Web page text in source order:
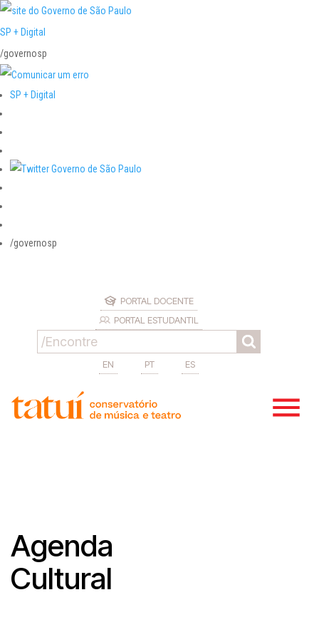
SP + Digital
/governosp
SP + Digital
/governosp
PORTAL DOCENTE
PORTAL ESTUDANTIL
EN PT ES
Agenda
Cultural